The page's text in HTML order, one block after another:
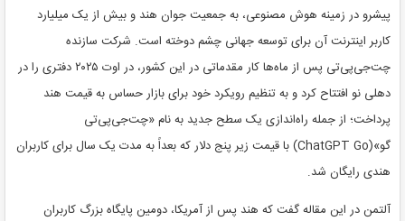
پیشرو در زمینه هوش مصنوعی، به جمعیت جوان هند و بیش از یک میلیارد
کاربر اینترنت آن برای توسعه جهانی چشم دوخته است. شرکت سازنده
چت‌جی‌پی‌تی پس از ماه‌ها کار مقدماتی در این کشور، در اوت ۲۰۲۵ دفتری را در
دهلی نو افتتاح کرد و به تنظیم رویکرد خود برای بازار حساس به قیمت هند
پرداخت؛ از جمله راه‌اندازی یک سطح جدید به نام «چت‌جی‌پی‌تی
گو»(ChatGPT Go) با قیمت زیر پنج دلار که بعداً به مدت یک سال برای کاربران
هندی رایگان شد.
آلتمن در این مقاله گفت که هند پس از آمریکا، دومین پایگاه بزرگ کاربران